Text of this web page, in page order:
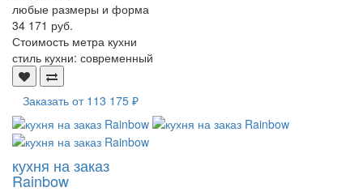
любые размеры и форма
34 171 руб.
Стоимость метра кухни
стиль кухни: современный
Заказать от 113 175 ₽
кухня на заказ
Rainbow